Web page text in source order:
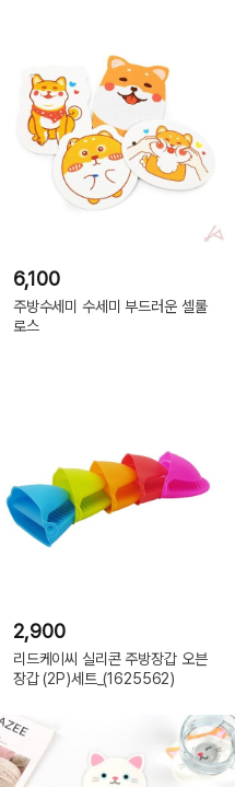
6,100
주방수세미 수세미 부드러운 셀룰
로스
2,900
리드케이씨 실리콘 주방장갑 오븐
장갑 (2P)세트_(1625562)